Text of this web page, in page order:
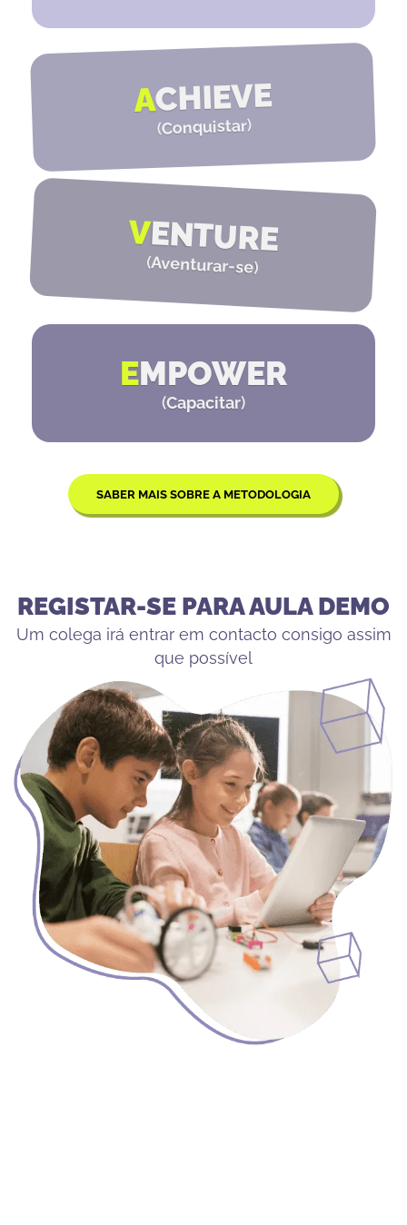
ACHIEVE
(Conquistar)
VENTURE
(Aventurar-se)
EMPOWER
(Capacitar)
SABER MAIS SOBRE A METODOLOGIA
REGISTAR-SE PARA AULA DEMO
Um colega irá entrar em contacto consigo assim
que possível